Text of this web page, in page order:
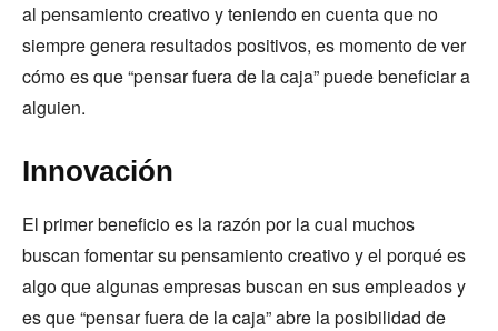
al pensamiento creativo y teniendo en cuenta que no
siempre genera resultados positivos, es momento de ver
cómo es que “pensar fuera de la caja” puede beneficiar a
alguien.
Innovación
El primer beneficio es la razón por la cual muchos
buscan fomentar su pensamiento creativo y el porqué es
algo que algunas empresas buscan en sus empleados y
es que “pensar fuera de la caja” abre la posibilidad de